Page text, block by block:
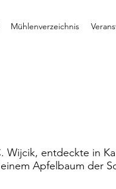
Mühlenverzeichnis
entdeckte in
Apfelbaum der